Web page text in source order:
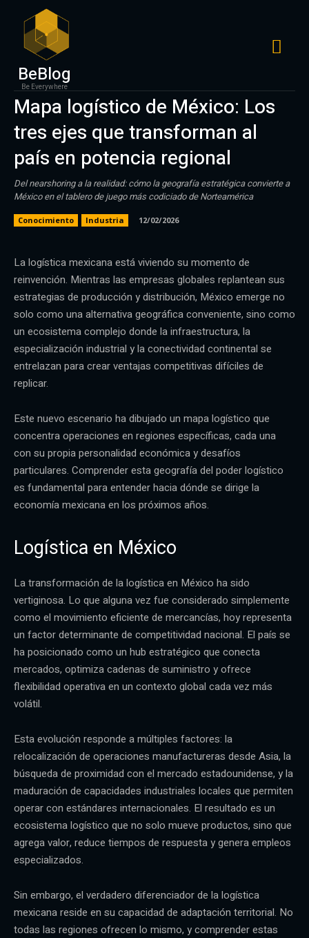
BeBlog
Be Everywhere
Mapa logístico de México: Los
tres ejes que transforman al
país en potencia regional
Del nearshoring a la realidad: cómo la geografía estratégica convierte a
México en el tablero de juego más codiciado de Norteamérica
Conocimiento Industria 12/02/2026
La logística mexicana está viviendo su momento de
reinvención. Mientras las empresas globales replantean sus
estrategias de producción y distribución, México emerge no
solo como una alternativa geográfica conveniente, sino como
un ecosistema complejo donde la infraestructura, la
especialización industrial y la conectividad continental se
entrelazan para crear ventajas competitivas difíciles de
replicar.
Este nuevo escenario ha dibujado un mapa logístico que
concentra operaciones en regiones específicas, cada una
con su propia personalidad económica y desafíos
particulares. Comprender esta geografía del poder logístico
es fundamental para entender hacia dónde se dirige la
economía mexicana en los próximos años.
Logística en México
La transformación de la logística en México ha sido
vertiginosa. Lo que alguna vez fue considerado simplemente
como el movimiento eficiente de mercancías, hoy representa
un factor determinante de competitividad nacional. El país se
ha posicionado como un hub estratégico que conecta
mercados, optimiza cadenas de suministro y ofrece
flexibilidad operativa en un contexto global cada vez más
volátil.
Esta evolución responde a múltiples factores: la
relocalización de operaciones manufactureras desde Asia, la
búsqueda de proximidad con el mercado estadounidense, y la
maduración de capacidades industriales locales que permiten
operar con estándares internacionales. El resultado es un
ecosistema logístico que no solo mueve productos, sino que
agrega valor, reduce tiempos de respuesta y genera empleos
especializados.
Sin embargo, el verdadero diferenciador de la logística
mexicana reside en su capacidad de adaptación territorial. No
todas las regiones ofrecen lo mismo, y comprender estas